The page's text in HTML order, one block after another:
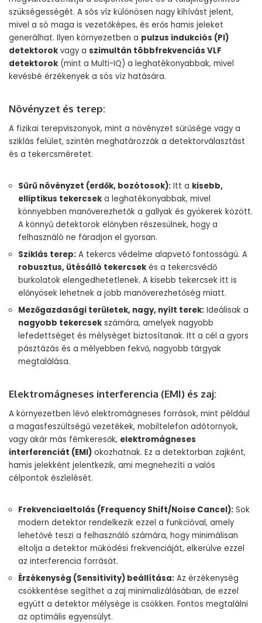
szükségességét. A sós víz különösen nagy kihívást jelent,
mivel a só maga is vezetőképes, és erős hamis jeleket
generálhat. Ilyen környezetben a pulzus indukciós (PI)
detektorok vagy a szimultán többfrekvenciás VLF
detektorok (mint a Multi-IQ) a leghatékonyabbak, mivel
kevésbé érzékenyek a sós víz hatására.
Növényzet és terep:
A fizikai terepviszonyok, mint a növényzet sűrűsége vagy a
sziklás felület, szintén meghatározzák a detektorválasztást
és a tekercsméretet.
Sűrű növényzet (erdők, bozótosok): Itt a kisebb,
elliptikus tekercsek a leghatékonyabbak, mivel
könnyebben manőverezhetők a gallyak és gyökerek között.
A könnyű detektorok előnyben részesülnek, hogy a
felhasználó ne fáradjon el gyorsan.
Sziklás terep: A tekercs védelme alapvető fontosságú. A
robusztus, ütésálló tekercsek és a tekercsvédő
burkolatok elengedhetetlenek. A kisebb tekercsek itt is
előnyösek lehetnek a jobb manőverezhetőség miatt.
Mezőgazdasági területek, nagy, nyílt terek: Ideálisak a
nagyobb tekercsek számára, amelyek nagyobb
lefedettséget és mélységet biztosítanak. Itt a cél a gyors
pásztázás és a mélyebben fekvő, nagyobb tárgyak
megtalálása.
Elektromágneses interferencia (EMI) és zaj:
A környezetben lévő elektromágneses források, mint például
a magasfeszültségű vezetékek, mobiltelefon adótornyok,
vagy akár más fémkeresők, elektromágneses
interferenciát (EMI) okozhatnak. Ez a detektorban zajként,
hamis jelekként jelentkezik, ami megnehezíti a valós
célpontok észlelését.
Frekvenciaeltolás (Frequency Shift/Noise Cancel): Sok
modern detektor rendelkezik ezzel a funkcióval, amely
lehetővé teszi a felhasználó számára, hogy minimálisan
eltolja a detektor működési frekvenciáját, elkerülve ezzel
az interferencia forrását.
Érzékenység (Sensitivity) beállítása: Az érzékenység
csökkentése segíthet a zaj minimalizálásában, de ezzel
együtt a detektor mélysége is csökken. Fontos megtalálni
az optimális egyensúlyt.